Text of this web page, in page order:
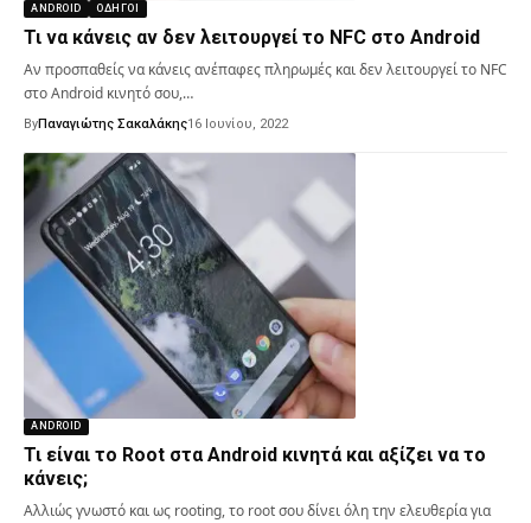
ANDROID ΟΔΗΓΟΊ
Τι να κάνεις αν δεν λειτουργεί το NFC στο Android
Αν προσπαθείς να κάνεις ανέπαφες πληρωμές και δεν λειτουργεί το NFC
στο Android κινητό σου,…
ByΠαναγιώτης Σακαλάκης16 Ιουνίου, 2022
ANDROID
Τι είναι το Root στα Android κινητά και αξίζει να το
κάνεις;
Αλλιώς γνωστό και ως rooting, το root σου δίνει όλη την ελευθερία για